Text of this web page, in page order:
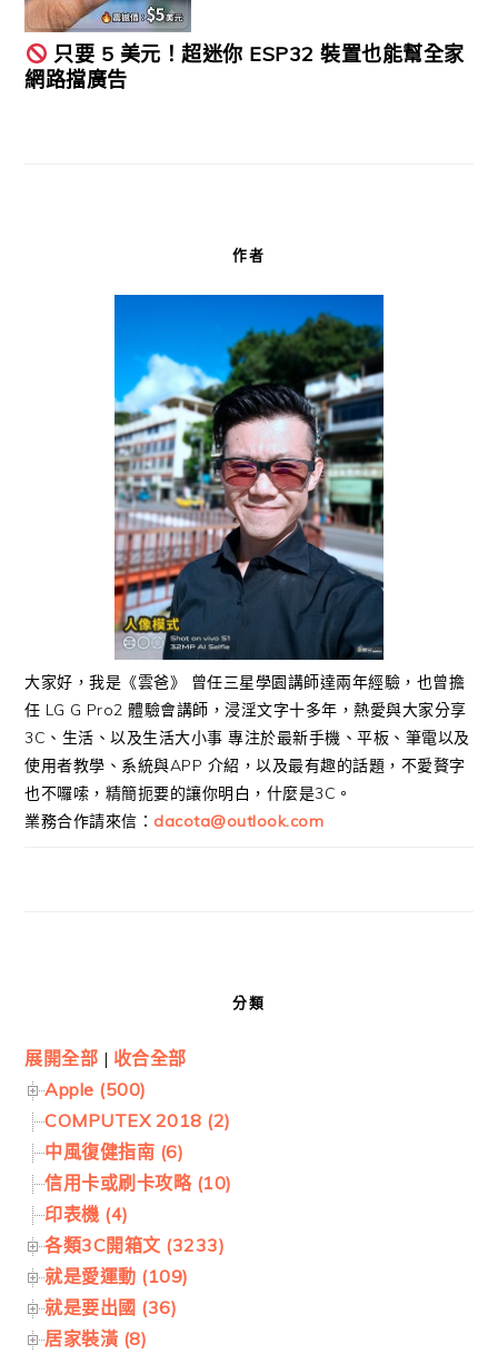
只要 5 美元！超迷你 ESP32 裝置也能幫全家
網路擋廣告
作者
大家好，我是《雲爸》 曾任三星學園講師達兩年經驗，也曾擔
任 LG G Pro2 體驗會講師，浸淫文字十多年，熱愛與大家分享
3C、生活、以及生活大小事 專注於最新手機、平板、筆電以及
使用者教學、系統與APP 介紹，以及最有趣的話題，不愛贅字
也不囉嗦，精簡扼要的讓你明白，什麼是3C。
業務合作請來信： dacota@outlook.com
分類
展開全部 | 收合全部
Apple (500)
COMPUTEX 2018 (2)
中風復健指南 (6)
信用卡或刷卡攻略 (10)
印表機 (4)
各類3C開箱文 (3233)
就是愛運動 (109)
就是要出國 (36)
居家裝潢 (8)